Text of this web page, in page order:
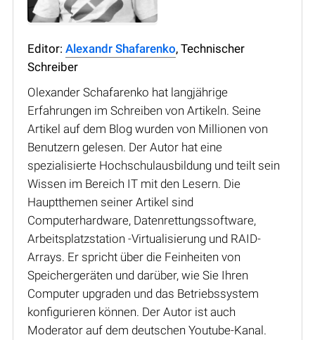
Editor: Alexandr Shafarenko, Technischer
Schreiber
Olexander Schafarenko hat langjährige
Erfahrungen im Schreiben von Artikeln. Seine
Artikel auf dem Blog wurden von Millionen von
Benutzern gelesen. Der Autor hat eine
spezialisierte Hochschulausbildung und teilt sein
Wissen im Bereich IT mit den Lesern. Die
Hauptthemen seiner Artikel sind
Computerhardware, Datenrettungssoftware,
Arbeitsplatzstation -Virtualisierung und RAID-
Arrays. Er spricht über die Feinheiten von
Speichergeräten und darüber, wie Sie Ihren
Computer upgraden und das Betriebssystem
konfigurieren können. Der Autor ist auch
Moderator auf dem deutschen Youtube-Kanal.